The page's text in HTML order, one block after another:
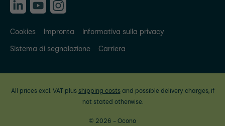
Cookies Impronta
Informativa sulla privacy
Sistema di segnalazione
Carriera
All prices excl. VAT plus shipping costsand possible delivery charges, if
not stated otherwise.
© 2026 - Ocono